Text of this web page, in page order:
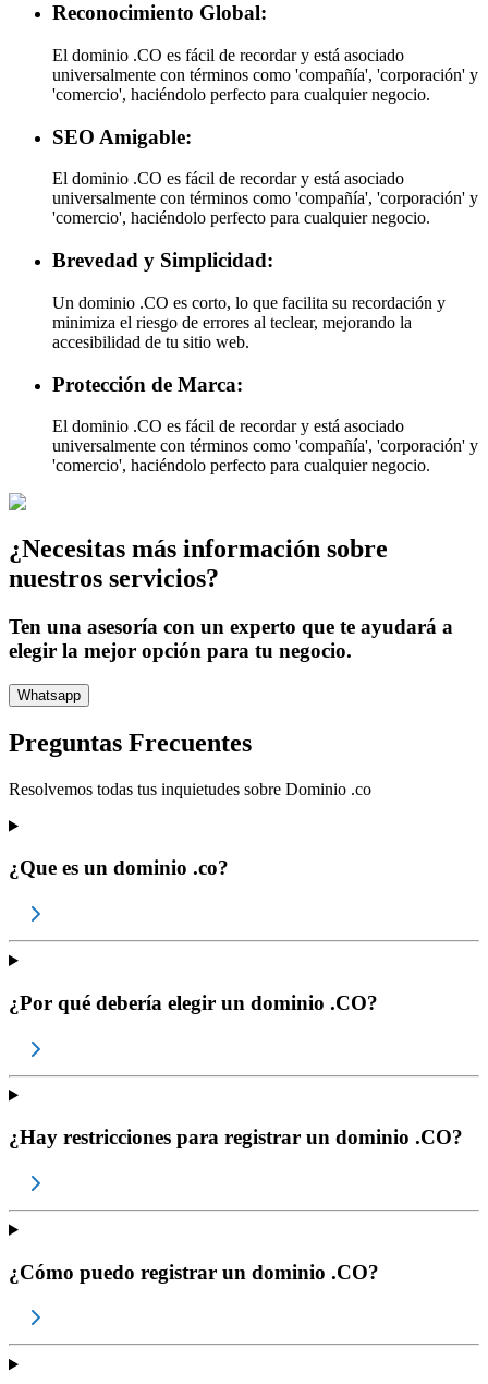
Reconocimiento Global:
El dominio .CO es fácil de recordar y está asociado
universalmente con términos como 'compañía', 'corporación' y
'comercio', haciéndolo perfecto para cualquier negocio.
SEO Amigable:
El dominio .CO es fácil de recordar y está asociado
universalmente con términos como 'compañía', 'corporación' y
'comercio', haciéndolo perfecto para cualquier negocio.
Brevedad y Simplicidad:
Un dominio .CO es corto, lo que facilita su recordación y
minimiza el riesgo de errores al teclear, mejorando la
accesibilidad de tu sitio web.
Protección de Marca:
El dominio .CO es fácil de recordar y está asociado
universalmente con términos como 'compañía', 'corporación' y
'comercio', haciéndolo perfecto para cualquier negocio.
¿Necesitas más información sobre
nuestros servicios?
Ten una asesoría con un experto que te ayudará a
elegir la mejor opción para tu negocio.
Whatsapp
Preguntas Frecuentes
Resolvemos todas tus inquietudes sobre Dominio .co
¿Que es un dominio .co?
¿Por qué debería elegir un dominio .CO?
¿Hay restricciones para registrar un dominio .CO?
¿Cómo puedo registrar un dominio .CO?